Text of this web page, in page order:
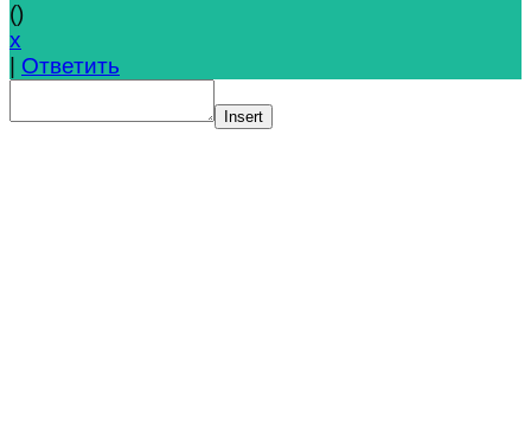
()
x
Ответить
Insert